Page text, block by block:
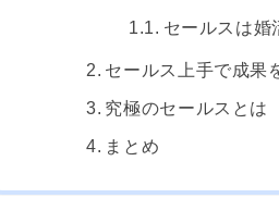
セールスは婚
セールス上手で成果
究極のセールスとは
まとめ